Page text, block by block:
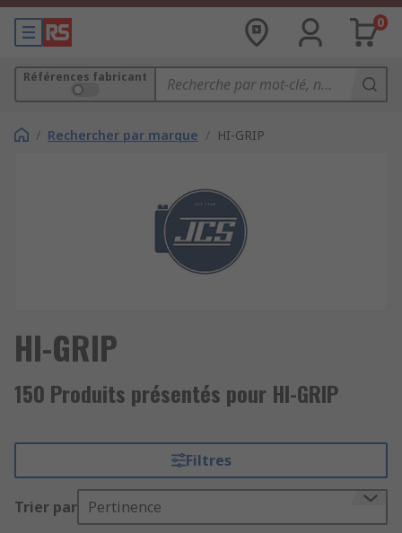
0
Références fabricant
/ Rechercher par marque / HI-GRIP
HI-GRIP
150 Produits présentés pour HI-GRIP
Filtres
Trier par Pertinence